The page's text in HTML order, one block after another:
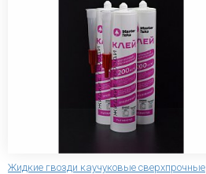
Жидкие гвозди каучуковые сверхпрочные